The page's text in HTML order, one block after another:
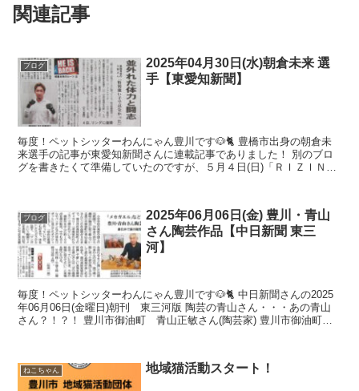
関連記事
ブログ
2025年04月30日(水)朝倉未来 選
手【東愛知新聞】
毎度！ペットシッターわんにゃん豊川です🐶🐈 豊橋市出身の朝倉未
来選手の記事が東愛知新聞さんに連載記事でありました！ 別のブロ
グを書きたくて準備していたのですが、５月４日(日)「ＲＩＺＩＮ男
ブログ
2025年06月06日(金) 豊川・青山
さん陶芸作品【中日新聞 東三
河】
毎度！ペットシッターわんにゃん豊川です🐶🐈 中日新聞さんの2025
年06月06日(金曜日)朝刊 東三河版 陶芸の青山さん・・・あの青山
さん？！？！ 豊川市御油町 青山正敏さん(陶芸家) 豊川市御油町
ねこちゃん 地域猫活動スタート！